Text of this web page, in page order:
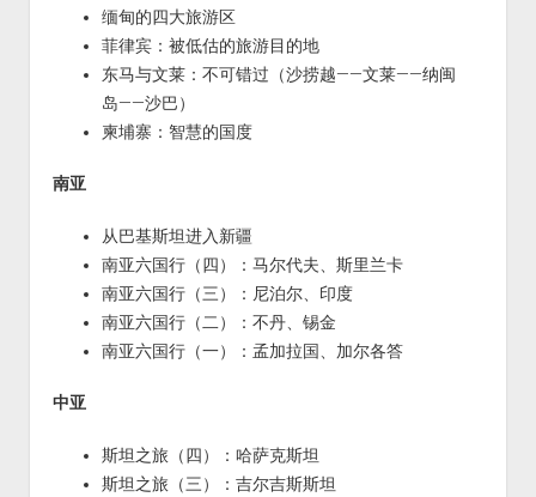
缅甸的四大旅游区
菲律宾：被低估的旅游目的地
东马与文莱：不可错过（沙捞越——文莱——纳闽
岛——沙巴）
柬埔寨：智慧的国度
南亚
从巴基斯坦进入新疆
南亚六国行（四）：马尔代夫、斯里兰卡
南亚六国行（三）：尼泊尔、印度
南亚六国行（二）：不丹、锡金
南亚六国行（一）：孟加拉国、加尔各答
中亚
斯坦之旅（四）：哈萨克斯坦
斯坦之旅（三）：吉尔吉斯斯坦